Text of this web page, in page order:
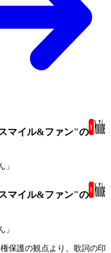
マイル&ファン"の
」
マイル&ファン"の
」
保護の観点より、歌詞の印